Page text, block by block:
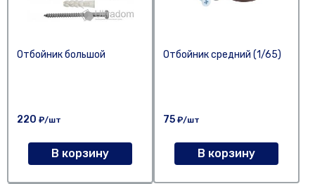
Отбойник большой
220 ₽/шт
В корзину
Отбойник средний (1/65)
75 ₽/шт
В корзину